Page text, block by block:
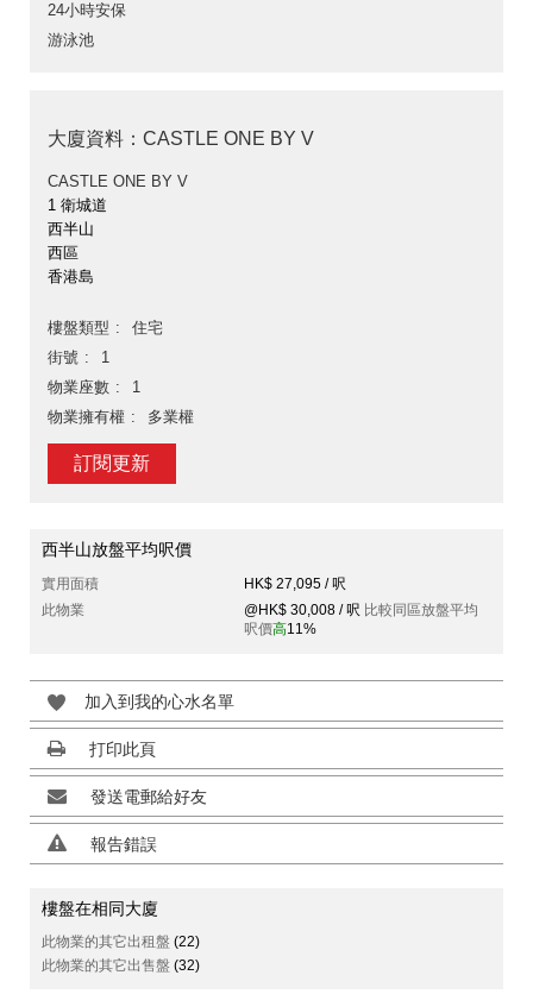
24小時安保
游泳池
大廈資料：CASTLE ONE BY V
CASTLE ONE BY V
1 衛城道
西半山
西區
香港島
樓盤類型
住宅
街號
1
物業座數
1
物業擁有權
多業權
訂閱更新
西半山放盤平均呎價
實用面積
HK$ 27,095 / 呎
此物業
@HK$ 30,008 / 呎 比較同區放盤平均
呎價高11%
加入到我的心水名單
打印此頁
發送電郵給好友
報告錯誤
樓盤在相同大廈
此物業的其它出租盤 (22)
此物業的其它出售盤 (32)